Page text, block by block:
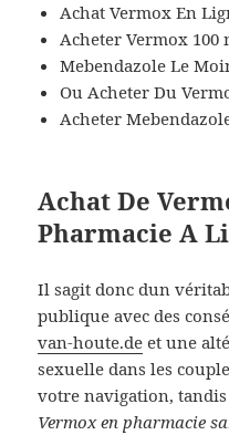
Achat Vermox En
Acheter Vermox
Mebendazole Le
Ou Acheter Du
Acheter
Achat De
Pharmacie A
Il sagit donc dun
publique avec des
van-houte.de et une
sexuelle dans les
votre navigation,
Vermox en pharmacie